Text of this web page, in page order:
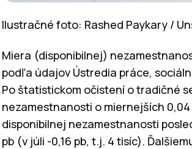
Ilustračné foto: Rashed Paykary /
Miera (disponibilnej)
podľa údajov Ústredia práce,
Po štatistickom očistení o tradičné
nezamestnanosti o miernejších
disponibilnej nezamestnanosti
pb (v júli -0,16 pb, t.j. 4 tisíc).